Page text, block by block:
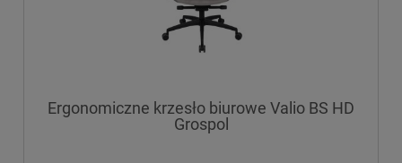
Ergonomiczne krzesło biurowe Valio BS HD
Grospol